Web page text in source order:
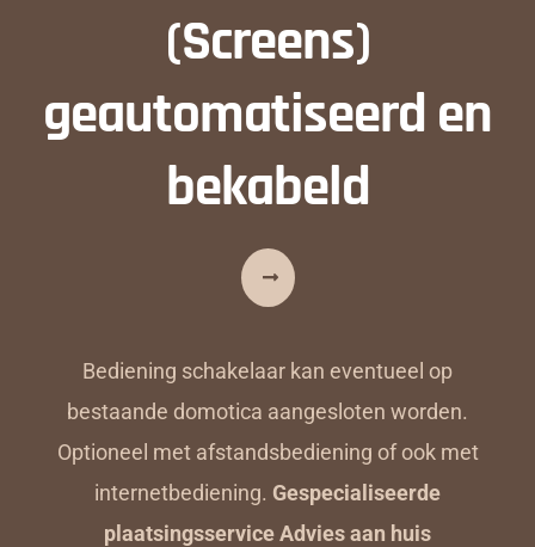
(Screens)
geautomatiseerd en
bekabeld
Bediening schakelaar kan eventueel op
bestaande domotica aangesloten worden.
Optioneel met afstandsbediening of ook met
internetbediening. Gespecialiseerde
plaatsingsservice Advies aan huis